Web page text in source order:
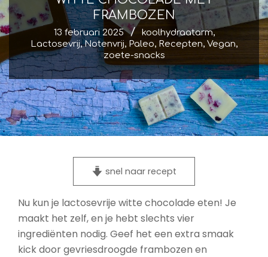
FRAMBOZEN
13 februari 2025 koolhydraatarm,
Lactosevrij,Notenvrij, Paleo, Recepten, Vegan,
zoete-snacks
snel naar recept
Nu kun je lactosevrije witte chocolade eten! Je
maakt het zelf, en je hebt slechts vier
ingrediënten nodig. Geef het een extra smaak
kick door gevriesdroogde frambozen en